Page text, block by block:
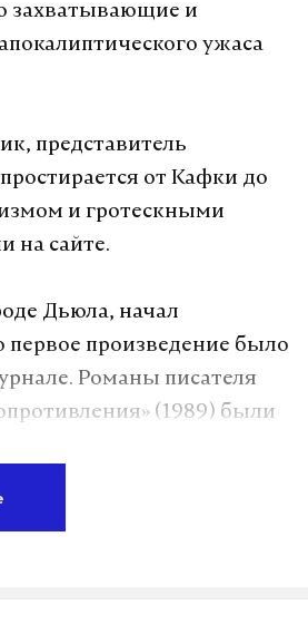
захватывающие и
ужаса
представитель
от Кафки до
и гротескными
на сайте.
Дьюла, начал
первое произведение было
Романы писателя
(1989) были